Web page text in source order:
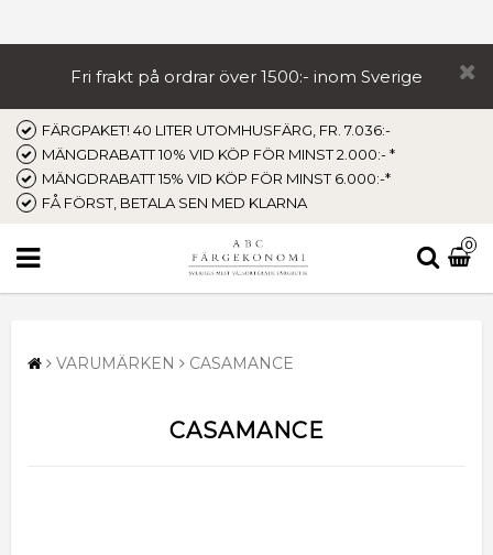
Fri frakt på ordrar över 1500:- inom Sverige
FÄRGPAKET! 40 LITER UTOMHUSFÄRG, FR. 7.036:-
MÄNGDRABATT 10% VID KÖP FÖR MINST 2.000:- *
MÄNGDRABATT 15% VID KÖP FÖR MINST 6.000:-*
FÅ FÖRST, BETALA SEN MED KLARNA
0
VARUMÄRKEN CASAMANCE
CASAMANCE